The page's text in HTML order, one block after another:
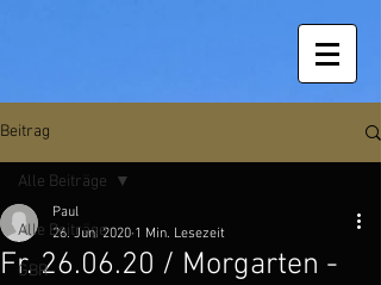
Beitrag
Alle Beiträge
GBR
Alle Beiträge
Fr. 26.06.20 / Morgarten -
Paul
26. Juni 2020 1 Min. Lesezeit